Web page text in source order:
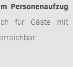
Personenaufzug
für Gäste mit